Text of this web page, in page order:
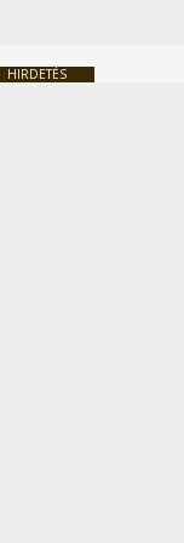
HIRDETÉS